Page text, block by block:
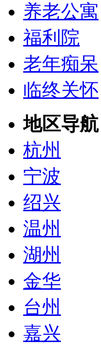
养老公寓
福利院
老年痴呆
临终关怀
地区导航
杭州
宁波
绍兴
温州
湖州
金华
台州
嘉兴